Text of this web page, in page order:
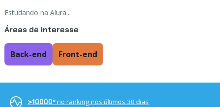
Estudando na Alura...
Áreas de interesse
Back-end Front-end
>10000ºno ranking nos últimos 30 dias